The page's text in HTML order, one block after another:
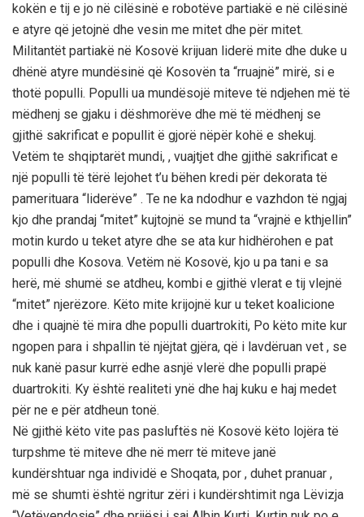
kokën e tij e jo në cilësinë e robotëve partiakë e në cilësinë
e atyre që jetojnë dhe vesin me mitet dhe për mitet.
Militantët partiakë në Kosovë krijuan liderë mite dhe duke u
dhënë atyre mundësinë që Kosovën ta “rruajnë” mirë, si e
thotë populli. Populli ua mundësojë miteve të ndjehen më të
mëdhenj se gjaku i dëshmorëve dhe më të mëdhenj se
gjithë sakrificat e popullit ë gjorë nëpër kohë e shekuj.
Vetëm te shqiptarët mundi, , vuajtjet dhe gjithë sakrificat e
një populli të tërë lejohet t’u bëhen kredi për dekorata të
pamerituara “liderëve” . Te ne ka ndodhur e vazhdon të ngjaj
kjo dhe prandaj “mitet” kujtojnë se mund ta “vrajnë e kthjellin”
motin kurdo u teket atyre dhe se ata kur hidhërohen e pat
populli dhe Kosova. Vetëm në Kosovë, kjo u pa tani e sa
herë, më shumë se atdheu, kombi e gjithë vlerat e tij vlejnë
“mitet” njerëzore. Këto mite krijojnë kur u teket koalicione
dhe i quajnë të mira dhe populli duartrokiti, Po këto mite kur
ngopen para i shpallin të njëjtat gjëra, që i lavdëruan vet , se
nuk kanë pasur kurrë edhe asnjë vlerë dhe populli prapë
duartrokiti. Ky është realiteti ynë dhe haj kuku e haj medet
për ne e për atdheun tonë.
Në gjithë këto vite pas pasluftës në Kosovë këto lojëra të
turpshme të miteve dhe në merr të miteve janë
kundërshtuar nga individë e Shoqata, por , duhet pranuar ,
më se shumti është ngritur zëri i kundërshtimit nga Lëvizja